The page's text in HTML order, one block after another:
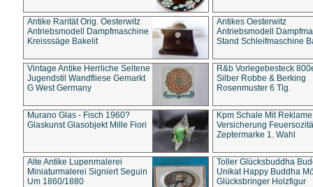
Antike Rarität Orig. Oesterwitz
Antriebsmodell Dampfmaschine
Kreisssäge Bakelit
Antikes Oesterwitz
Antriebsmodell
Stand Schleifmaschine
Vintage Antike Herrliche Seltene
Jugendstil Wandfliese Gemarkt
G West Germany
R&b Vorlegebesteck
Silber Robbe & Berking
Rosenmuster 6 Tlg.
Murano Glas - Fisch 1960?
Glaskunst Glasobjekt Mille Fiori
Kpm Schale Mit Reklame
Versicherung
Zeptermarke 1. Wahl
Alte Antike Lupenmalerei
Miniaturmalerei Signiert Seguin
Um 1860/1880
Toller Glücksbuddha
Unikat Happy Buddha
Glücksbringer Holzfigur